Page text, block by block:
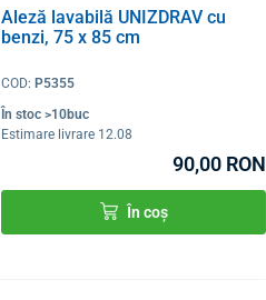
Aleză lavabilă UNIZDRAV cu
benzi, 75 x 85 cm
COD: P5355
În stoc >10buc
Estimare livrare 12.08
90,00 RON
În coș